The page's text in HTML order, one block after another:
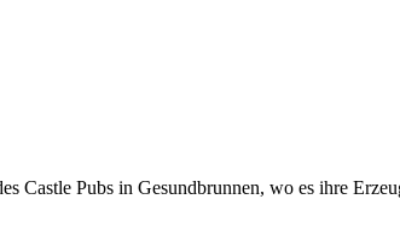
Castle Pubs in Gesundbrunnen, wo es ihre